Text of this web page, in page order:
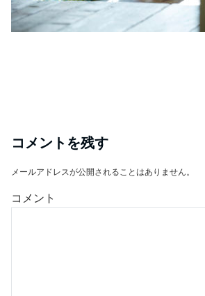
コメントを残す
メールアドレスが公開されることはありません。
コメント